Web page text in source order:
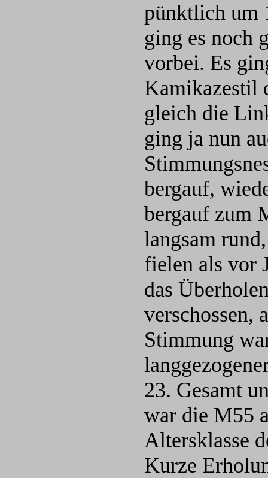
pünktlich um
ging es noch
vorbei. Es
Kamikazestil
gleich die
ging ja nun
bergauf,
bergauf zum
langsam
fielen als vor
das
verschossen,
Stimmung
23. Gesamt
war die M55
Altersklasse
Kurze